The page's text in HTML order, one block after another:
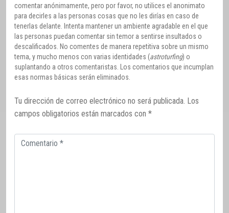
comentar anónimamente, pero por favor, no utilices el anonimato
para decirles a las personas cosas que no les dirías en caso de
tenerlas delante. Intenta mantener un ambiente agradable en el que
las personas puedan comentar sin temor a sentirse insultados o
descalificados. No comentes de manera repetitiva sobre un mismo
tema, y mucho menos con varias identidades (astroturfing) o
suplantando a otros comentaristas. Los comentarios que incumplan
esas normas básicas serán eliminados.
Tu dirección de correo electrónico no será publicada. Los
campos obligatorios están marcados con *
Comentario